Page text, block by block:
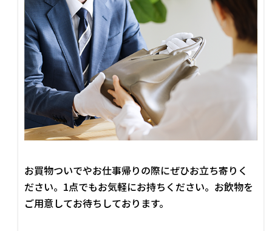
お買物ついでやお仕事帰りの際にぜひお立ち寄りく
ださい。1点でもお気軽にお持ちください。お飲物を
ご用意してお待ちしております。